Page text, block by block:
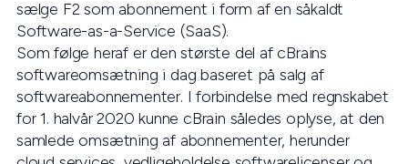
sælge F2 som abonnement i form af en såkaldt
Software-as-a-Service (SaaS).
Som følge heraf er den største del af cBrains
softwareomsætning i dag baseret på salg af
softwareabonnementer. I forbindelse med regnskabet
for 1. halvår 2020 kunne cBrain således oplyse, at den
samlede omsætning af abonnementer, herunder